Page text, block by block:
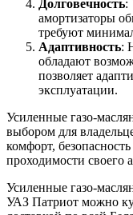
Долговечность:
амортизаторы
требуют
Адаптивность:
обладают
позволяет
эксплуатации.
Усиленные газо-
выбором для
комфорт,
проходимости своего
Усиленные газо-
УАЗ Патриот можно